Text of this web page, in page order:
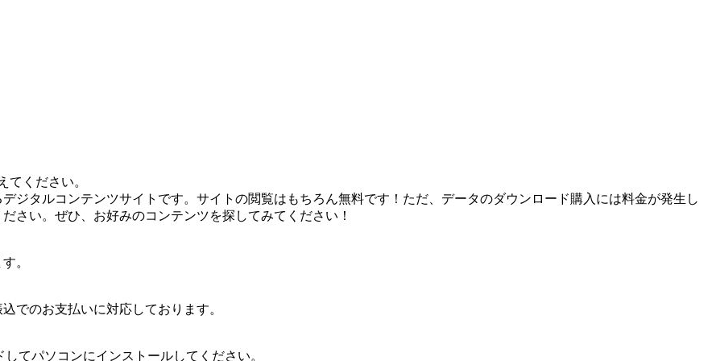
てください。
ジタルコンテンツサイトです。サイトの閲覧はもちろん無料です！ただ、データのダウンロード購入には料金が発生し
さい。ぜひ、お好みのコンテンツを探してみてください！
。
でのお支払いに対応しております。
てパソコンにインストールしてください。